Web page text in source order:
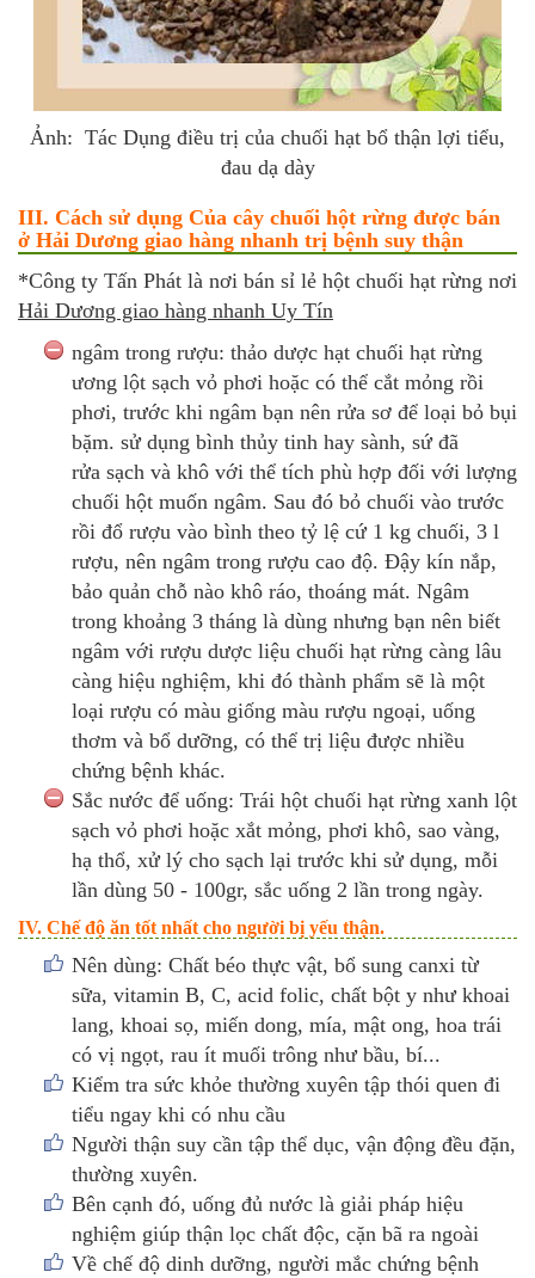
Ảnh: Tác Dụng điều trị của chuối hạt bổ thận lợi tiểu,
đau dạ dày
III. Cách sử dụng Của cây chuối hột rừng được bán
ở Hải Dương giao hàng nhanh trị bệnh suy thận
*Công ty Tấn Phát là nơi bán sỉ lẻ hột chuối hạt rừng nơi
Hải Dương giao hàng nhanh Uy Tín
ngâm trong rượu: thảo dược hạt chuối hạt rừng
ương lột sạch vỏ phơi hoặc có thể cắt mỏng rồi
phơi, trước khi ngâm bạn nên rửa sơ để loại bỏ bụi
bặm. sử dụng bình thủy tinh hay sành, sứ đã
rửa sạch và khô với thể tích phù hợp đối với lượng
chuối hột muốn ngâm. Sau đó bỏ chuối vào trước
rồi đổ rượu vào bình theo tỷ lệ cứ 1 kg chuối, 3 l
rượu, nên ngâm trong rượu cao độ. Đậy kín nắp,
bảo quản chỗ nào khô ráo, thoáng mát. Ngâm
trong khoảng 3 tháng là dùng nhưng bạn nên biết
ngâm với rượu dược liệu chuối hạt rừng càng lâu
càng hiệu nghiệm, khi đó thành phẩm sẽ là một
loại rượu có màu giống màu rượu ngoại, uống
thơm và bổ dưỡng, có thể trị liệu được nhiều
chứng bệnh khác.
Sắc nước để uống: Trái hột chuối hạt rừng xanh lột
sạch vỏ phơi hoặc xắt mỏng, phơi khô, sao vàng,
hạ thổ, xử lý cho sạch lại trước khi sử dụng, mỗi
lần dùng 50 - 100gr, sắc uống 2 lần trong ngày.
IV. Chế độ ăn tốt nhất cho người bị yếu thận.
Nên dùng: Chất béo thực vật, bổ sung canxi từ
sữa, vitamin B, C, acid folic, chất bột y như khoai
lang, khoai sọ, miến dong, mía, mật ong, hoa trái
có vị ngọt, rau ít muối trông như bầu, bí...
Kiểm tra sức khỏe thường xuyên tập thói quen đi
tiểu ngay khi có nhu cầu
Người thận suy cần tập thể dục, vận động đều đặn,
thường xuyên.
Bên cạnh đó, uống đủ nước là giải pháp hiệu
nghiệm giúp thận lọc chất độc, cặn bã ra ngoài
Về chế độ dinh dưỡng, người mắc chứng bệnh